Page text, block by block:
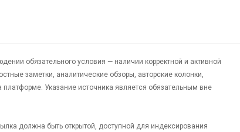
обязательного условия — наличии корректной и активной
заметки, аналитические обзоры, авторские колонки,
Указание источника является обязательным вне
должна быть открытой, доступной для индексирования